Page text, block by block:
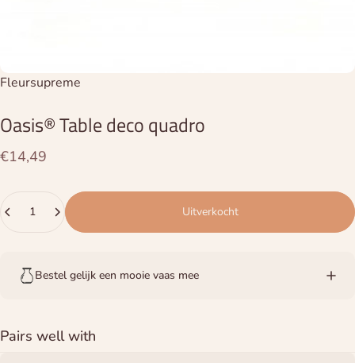
Leverancier:
Fleursupreme
Oasis®Tabledecoquadro
€14,49
Uitverkocht
Bestel gelijk een mooie vaas mee
Pairs well with